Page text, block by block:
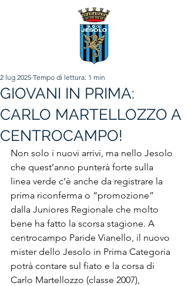
GIOVANI IN PRIMA:
CARLO MARTELLOZZO A
CENTROCAMPO!
2 lug 2025 Tempo di lettura: 1 min
Non solo i nuovi arrivi, ma nello Jesolo
che quest’anno punterà forte sulla
linea verde c’è anche da registrare la
prima riconferma o “promozione”
dalla Juniores Regionale che molto
bene ha fatto la scorsa stagione. A
centrocampo Paride Vianello, il nuovo
mister dello Jesolo in Prima Categoria
potrà contare sul fiato e la corsa di
Carlo Martellozzo (classe 2007),